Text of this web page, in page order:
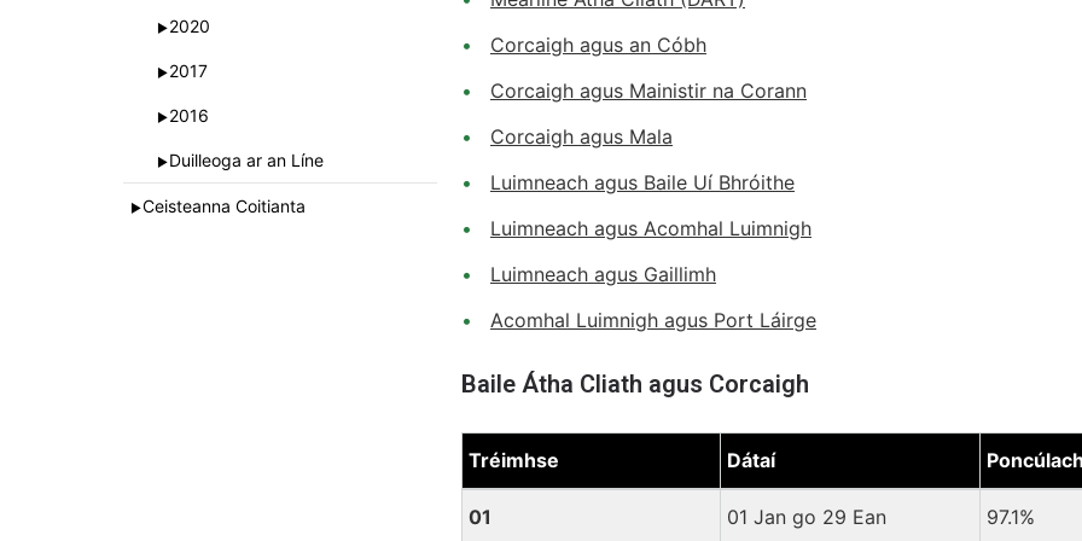
► 2020
► 2017
► 2016
► Duilleoga ar an Líne
►Ceisteanna Coitianta
Corcaigh agus an Cóbh
Corcaigh agus Mainistir na Corann
Corcaigh agus Mala
Luimneach agus Baile Uí Bhróithe
Luimneach agus Acomhal Luimnigh
Luimneach agus Gaillimh
Acomhal Luimnigh agus Port Láirge
Baile Átha Cliath agus Corcaigh
Tréimhse Dátaí
01 01 Jan go 29 Ean 97.1%